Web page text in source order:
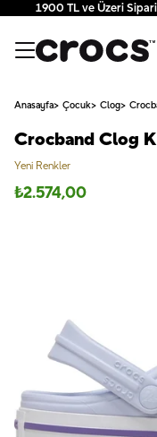
1900 TL ve Üzeri
Anasayfa Çocuk Clog
Crocband Clog K
Yeni Renkler
₺2.574,00